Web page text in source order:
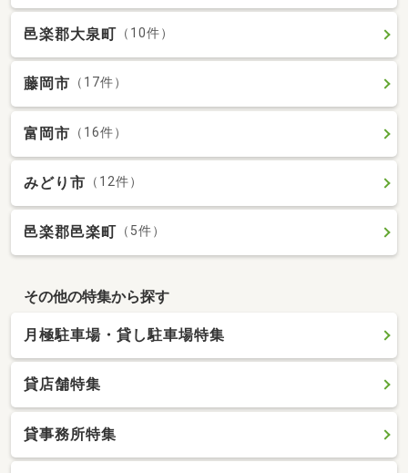
邑楽郡大泉町 （10件）
藤岡市 （17件）
富岡市 （16件）
みどり市 （12件）
邑楽郡邑楽町 （5件）
その他の特集から探す
月極駐車場・貸し駐車場特集
貸店舗特集
貸事務所特集